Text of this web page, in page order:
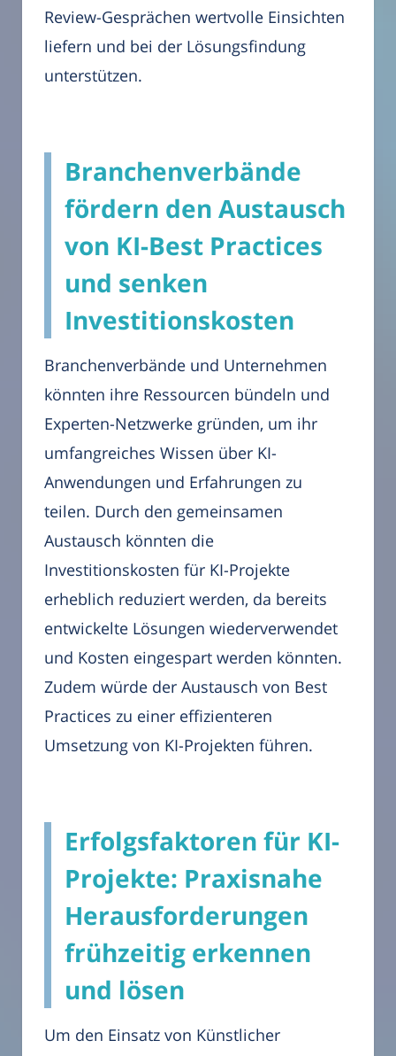
Review-Gesprächen wertvolle Einsichten
liefern und bei der Lösungsfindung
unterstützen.
Branchenverbände
fördern den Austausch
von KI-Best Practices
und senken
Investitionskosten
Branchenverbände und Unternehmen
könnten ihre Ressourcen bündeln und
Experten-Netzwerke gründen, um ihr
umfangreiches Wissen über KI-
Anwendungen und Erfahrungen zu
teilen. Durch den gemeinsamen
Austausch könnten die
Investitionskosten für KI-Projekte
erheblich reduziert werden, da bereits
entwickelte Lösungen wiederverwendet
und Kosten eingespart werden könnten.
Zudem würde der Austausch von Best
Practices zu einer effizienteren
Umsetzung von KI-Projekten führen.
Erfolgsfaktoren für KI-
Projekte: Praxisnahe
Herausforderungen
frühzeitig erkennen
und lösen
Um den Einsatz von Künstlicher